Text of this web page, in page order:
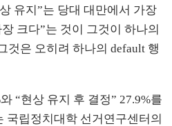
유지”는 당대 대만에서 가장
크다”는 것이 그것이 하나의
것은 오히려 하나의 default 행
“현상 유지 후 결정” 27.9%를
국립정치대학 선거연구센터의